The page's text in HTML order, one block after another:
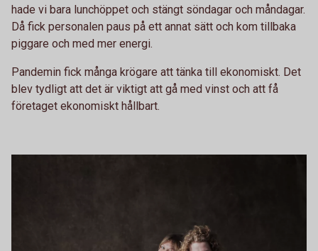
hade vi bara lunchöppet och stängt söndagar och måndagar.
Då fick personalen paus på ett annat sätt och kom tillbaka
piggare och med mer energi.
Pandemin fick många krögare att tänka till ekonomiskt. Det
blev tydligt att det är viktigt att gå med vinst och att få
företaget ekonomiskt hållbart.